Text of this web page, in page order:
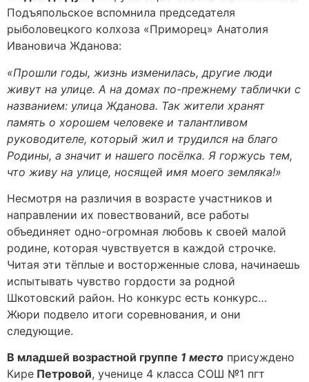
Подъяпольское вспомнила председателя
рыболовецкого колхоза «Приморец» Анатолия
Ивановича Жданова:
«Прошли годы, жизнь изменилась, другие люди
живут на улице. А на домах по-прежнему таблички с
названием: улица Жданова. Так жители хранят
память о хорошем человеке и талантливом
руководителе, который жил и трудился на благо
Родины, а значит и нашего посёлка. Я горжусь тем,
что живу на улице, носящей имя моего земляка!»
Несмотря на различия в возрасте участников и
направлении их повествований, все работы
объединяет одно-огромная любовь к своей малой
родине, которая чувствуется в каждой строчке.
Читая эти тёплые и восторженные слова, начинаешь
испытывать чувство гордости за родной
Шкотовский район. Но конкурс есть конкурс…
Жюри подвело итоги соревнования, и они
следующие.
В младшей возрастной группе 1 место присуждено
Кире Петровой, ученице 4 класса СОШ №1 пгт